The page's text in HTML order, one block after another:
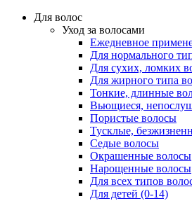
Для волос
Уход за волосами
Ежедневное
Для нормального
Для сухих, ломких
Для жирного типа
Тонкие, длинные
Вьющиеся,
Пористые волосы
Тусклые,
Седые волосы
Окрашенные волосы
Нарощенные волосы
Для всех типов
Для детей (0-14)